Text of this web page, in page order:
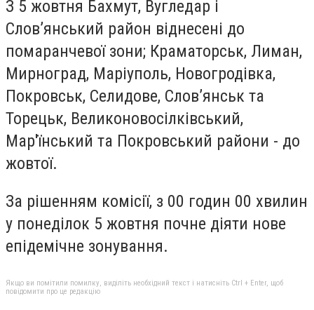
З 5 жовтня Бахмут, Вугледар і
Слов’янський район віднесені до
помаранчевої зони; Краматорськ, Лиман,
Мирноград, Маріуполь, Новогродівка,
Покровськ, Селидове, Слов’янськ та
Торецьк, Великоновосілківський,
Мар'їнський та Покровський райони - до
жовтої.
За рішенням комісії, з 00 годин 00 хвилин
у понеділок 5 жовтня почне діяти нове
епідемічне зонування.
Якщо ви помітили помилку, виділіть необхідний текст і натисніть Ctrl + Enter, щоб
повідомити про це редакцію